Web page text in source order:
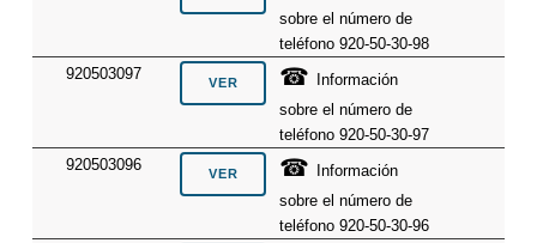
sobre el número de
teléfono 920-50-30-98
920503097
☎ Información
sobre el número de
teléfono 920-50-30-97
920503096
☎ Información
sobre el número de
teléfono 920-50-30-96